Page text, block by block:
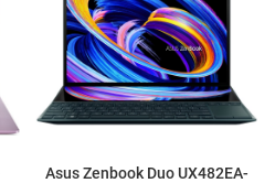
Asus Zenbook Duo UX482EA-